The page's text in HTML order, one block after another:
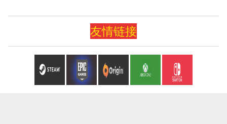
友情链接